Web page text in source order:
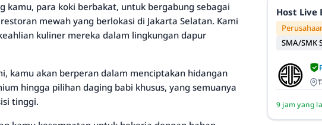
kamu, para koki berbakat, untuk bergabung sebagai
mewah yang berlokasi di Jakarta Selatan. Kami
kuliner mereka dalam lingkungan dapur
kamu akan berperan dalam menciptakan hidangan
hingga pilihan daging babi khusus, yang semuanya
tinggi.
Host
SMA/SMK
9 jam yang